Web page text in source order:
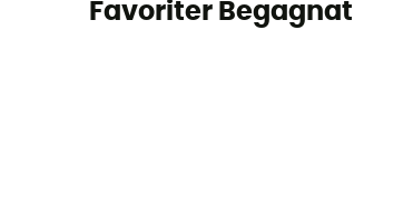
Favoriter Begagnat